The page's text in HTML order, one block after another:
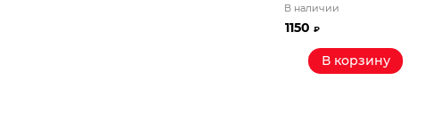
В наличии
1150₽
В корзину